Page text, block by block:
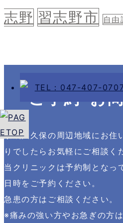
志野 習志野市 自由
ご予約･お
京成大久保の周辺地域にお住
りでしたらお気軽にご相談く
当クリニックは予約制となっ
日時をご予約ください。
急患の方はご相談ください。
※痛みの強い方やお急ぎの方